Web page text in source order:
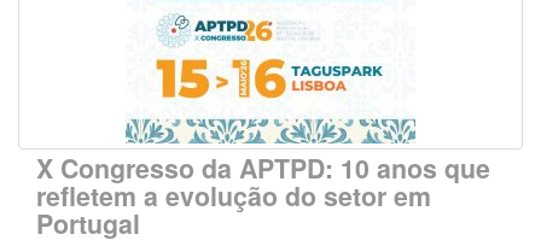
X Congresso da APTPD: 10 anos que
refletem a evolução do setor em
Portugal